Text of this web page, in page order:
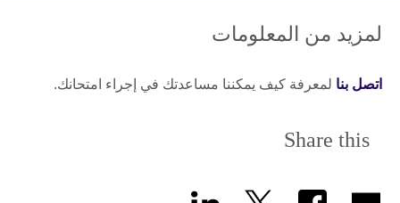
informationلمزيد من المعلومات
اتصل بنا لمعرفة كيف يمكننا مساعدتك في إجراء امتحانك.
Share this